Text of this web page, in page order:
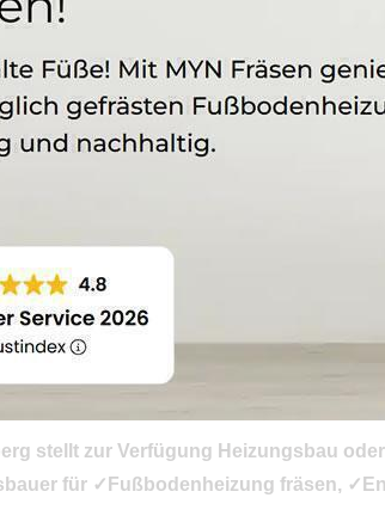
stellt zur Verfügung Heizungsbau
für ✓Fußbodenheizung fräsen,